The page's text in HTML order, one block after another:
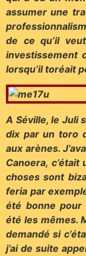
assumer une
de ce qu’il
investissement
lorsqu’il toréait
A Séville, le Juli
dix par un toro
aux arènes.
Canoera,
choses sont
feria par
été bonne pour
été les mêmes.
demandé si
j’ai de suite